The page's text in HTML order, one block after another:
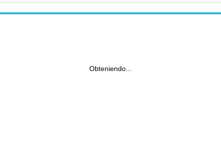
Obteniendo...